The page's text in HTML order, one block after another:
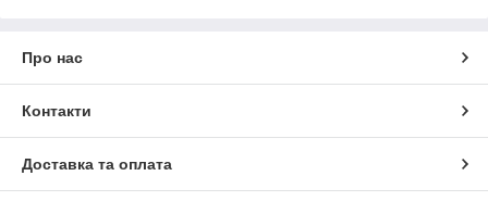
Про нас
Контакти
Доставка та оплата